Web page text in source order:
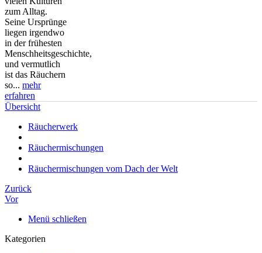
zum Alltag.
Seine Ursprünge
liegen irgendwo
in der frühesten
Menschheitsgeschichte,
und vermutlich
ist das Räuchern
so... mehr
erfahren
Übersicht
Räucherwerk
Räuchermischungen
Räuchermischungen vom Dach der Welt
Zurück
Vor
Menü schließen
Kategorien